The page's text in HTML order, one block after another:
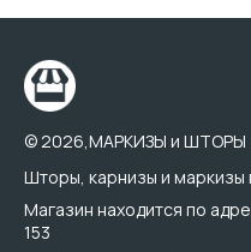
© 2026,МАРКИЗЫ и ШТОРЫ
Шторы, карнизы и маркизы
Магазин находится по
153